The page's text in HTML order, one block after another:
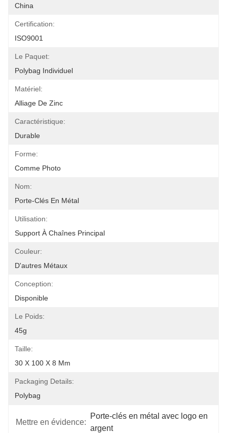
China
Certification:
ISO9001
Le Paquet:
Polybag Individuel
Matériel:
Alliage De Zinc
Caractéristique:
Durable
Forme:
Comme Photo
Nom:
Porte-Clés En Métal
Utilisation:
Support À Chaînes Principal
Couleur:
D'autres Métaux
Conception:
Disponible
Le Poids:
45g
Taille:
30 X 100 X 8 Mm
Packaging Details:
Polybag
Mettre en évidence:
Porte-clés en métal avec logo en
argent